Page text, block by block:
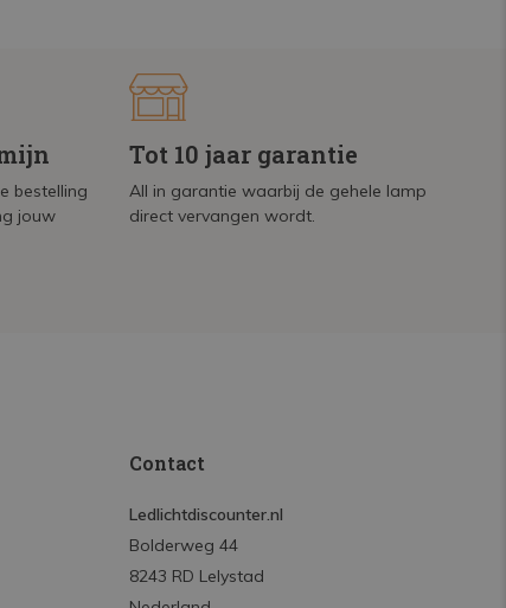
bestelling
jouw
Tot 10 jaar garantie
All in garantie waarbij de gehele lamp
direct vervangen wordt.
Contact
Ledlichtdiscounter.nl
Bolderweg 44
8243 RD Lelystad